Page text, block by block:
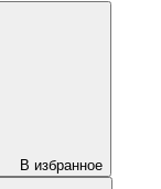
В избранное